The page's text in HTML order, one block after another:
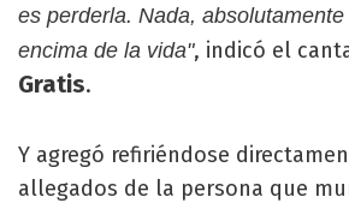
es perderla. Nada,
encima de la vida", indicó el
Gratis.
Y agregó refiriéndose
allegados de la persona que